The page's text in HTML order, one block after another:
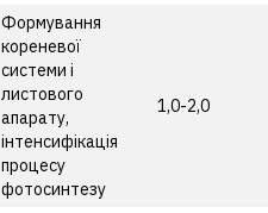
Формування
кореневої
системи і
листового
апарату,
інтенсифікація
процесу
фотосинтезу
1,0-2,0